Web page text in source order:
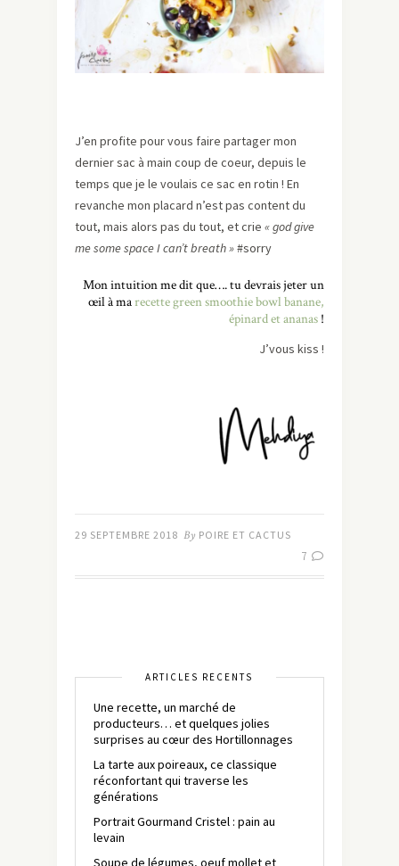
J’en profite pour vous faire partager mon
dernier sac à main coup de coeur, depuis le
temps que je le voulais ce sac en rotin ! En
revanche mon placard n’est pas content du
tout, mais alors pas du tout, et crie « god give
me some space I can’t breath »#sorry
Mon intuition me dit que…. tu devrais jeter un
œil à marecette green smoothie bowl banane,
épinard et ananas !
J’vous kiss !
29 SEPTEMBRE 2018 By POIRE ET CACTUS
7
ARTICLES RÉCENTS
Une recette, un marché de
producteurs… et quelques jolies
surprises au cœur des Hortillonnages
La tarte aux poireaux, ce classique
réconfortant qui traverse les
générations
Portrait Gourmand Cristel : pain au
levain
Soupe de légumes, oeuf mollet et